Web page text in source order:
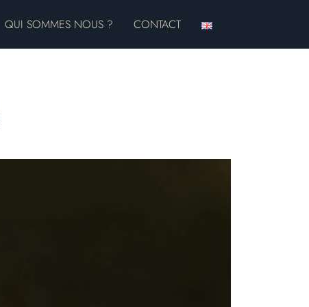
QUI SOMMES NOUS ? CONTACT